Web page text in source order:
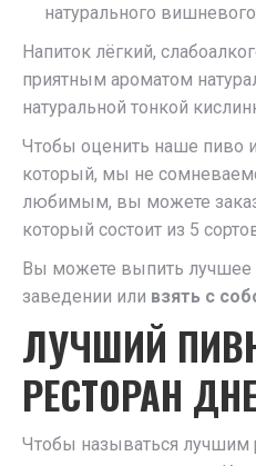
натурального
Напиток лёгкий,
приятным ароматом
натуральной тонкой
Чтобы оценить наше пиво
который, мы не
любимым, вы можете
который состоит из 5
Вы можете выпить лучшее
заведении или взять с
ЛУЧШИЙ
РЕСТОРАН
Чтобы называться лучшим